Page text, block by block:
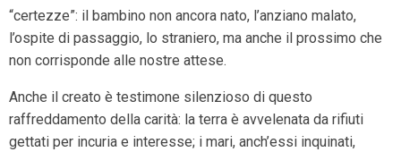
“certezze”: il bambino non ancora nato, l’anziano malato,
l’ospite di passaggio, lo straniero, ma anche il prossimo che
non corrisponde alle nostre attese.
Anche il creato è testimone silenzioso di questo
raffreddamento della carità: la terra è avvelenata da rifiuti
gettati per incuria e interesse; i mari, anch’essi inquinati,